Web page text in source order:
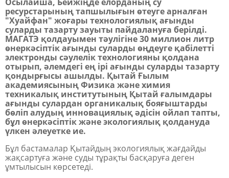
ресурстарының тапшылығын өтеуге арналған
"Хуайфан" жоғары технологиялық ағынды
суларды тазарту зауыты пайдалануға берілді.
МАГАТЭ қолдауымен тәулігіне 30 миллион литр
өнеркәсіптік ағынды суларды өңдеуге қабілетті
электронды сәулелік технологияны қолдана
отырып, әлемдегі ең ірі ағынды суларды тазарту
қондырғысы ашылды. Қытай Ғылым
академиясының Физика және химия
техникалық институтының Қытай ғалымдары
ағынды сулардан органикалық бояғыштарды
бөліп алудың инновациялық әдісін ойлап тапты,
бұл өнеркәсіптік және экологиялық қолдануда
үлкен әлеуетке ие.
Бұл бастамалар Қытайдың экологиялық жағдайды
жақсартуға және суды тұрақты басқаруға деген
ұмтылысын көрсетеді.